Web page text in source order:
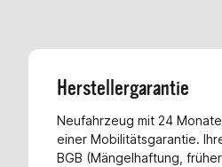
Herstellergarantie
Neufahrzeug mit 24
einer Mobilitätsgarantie.
BGB (Mängelhaftung,